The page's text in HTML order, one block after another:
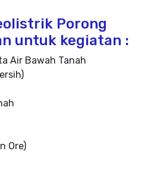
Porong
untuk kegiatan :
Air Bawah Tanah
Ore)